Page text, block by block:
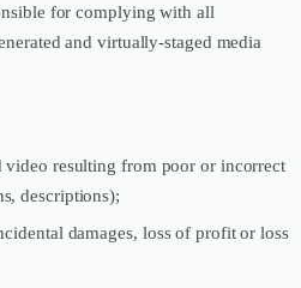
for complying with all
and virtually-staged media
video resulting from poor or incorrect
descriptions);
damages, loss of profit or loss